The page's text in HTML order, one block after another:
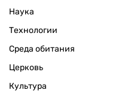
Наука
Технологии
Среда обитания
Церковь
Культура